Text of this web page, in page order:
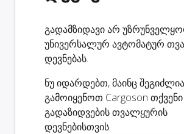
გადამზიდავი არ
უნივერსალურ ავტომატურ
დევნებას.
ნუ იდარდებთ, მაინც
გამოიყენოთ Cargoson
გადაზიდვების თვალყურის
დევნებისთვის.